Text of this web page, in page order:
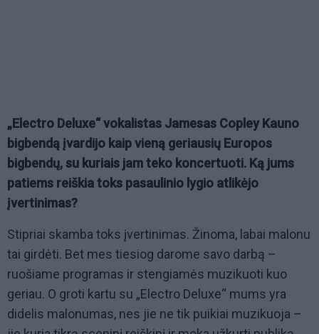
„Electro Deluxe“ vokalistas Jamesas Copley Kauno
bigbendą įvardijo kaip vieną geriausių Europos
bigbendų, su kuriais jam teko koncertuoti. Ką jums
patiems reiškia toks pasaulinio lygio atlikėjo
įvertinimas?
Stipriai skamba toks įvertinimas. Žinoma, labai malonu
tai girdėti. Bet mes tiesiog darome savo darbą –
ruošiame programas ir stengiamės muzikuoti kuo
geriau. O groti kartu su „Electro Deluxe“ mums yra
didelis malonumas, nes jie ne tik puikiai muzikuoja –